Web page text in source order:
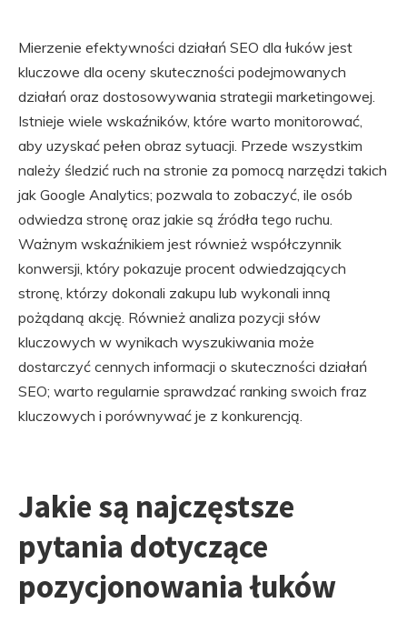
Mierzenie efektywności działań SEO dla łuków jest
kluczowe dla oceny skuteczności podejmowanych
działań oraz dostosowywania strategii marketingowej.
Istnieje wiele wskaźników, które warto monitorować,
aby uzyskać pełen obraz sytuacji. Przede wszystkim
należy śledzić ruch na stronie za pomocą narzędzi takich
jak Google Analytics; pozwala to zobaczyć, ile osób
odwiedza stronę oraz jakie są źródła tego ruchu.
Ważnym wskaźnikiem jest również współczynnik
konwersji, który pokazuje procent odwiedzających
stronę, którzy dokonali zakupu lub wykonali inną
pożądaną akcję. Również analiza pozycji słów
kluczowych w wynikach wyszukiwania może
dostarczyć cennych informacji o skuteczności działań
SEO; warto regularnie sprawdzać ranking swoich fraz
kluczowych i porównywać je z konkurencją.
Jakie są najczęstsze
pytania dotyczące
pozycjonowania łuków